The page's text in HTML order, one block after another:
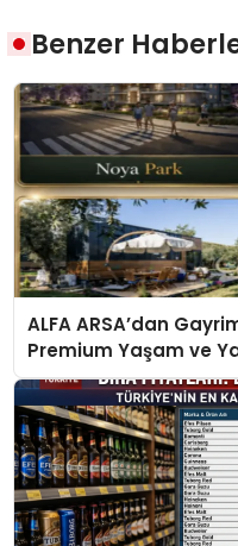
Benzer
ALFA ARSA’dan
Premium Yaşam ve